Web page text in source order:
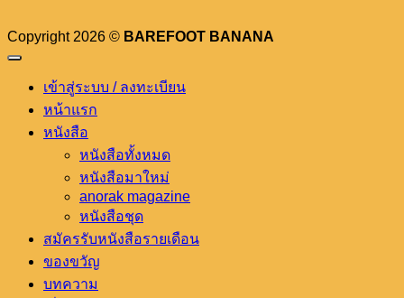
Copyright 2026 © BAREFOOT BANANA
เข้าสู่ระบบ / ลงทะเบียน
หน้าแรก
หนังสือ
หนังสือทั้งหมด
หนังสือมาใหม่
anorak magazine
หนังสือชุด
สมัครรับหนังสือรายเดือน
ของขวัญ
บทความ